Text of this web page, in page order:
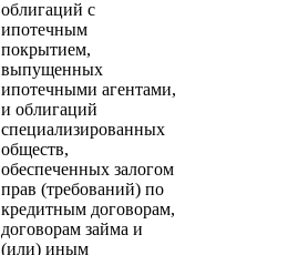
облигаций с
ипотечным
покрытием,
выпущенных
ипотечными агентами,
и облигаций
специализированных
обществ,
обеспеченных залогом
прав (требований) по
кредитным договорам,
договорам займа и
(или) иным